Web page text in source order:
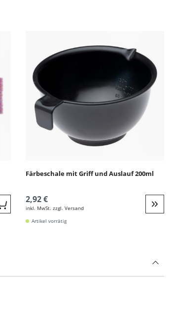
Quickbuy
Färbeschale mit Griff und Auslauf 200ml
2,92 €
inkl. MwSt. zzgl. Versand
Artikel vorrätig